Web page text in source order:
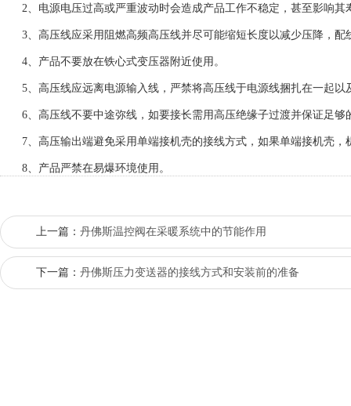
2、电源电压过高或严重波动时会造成产品工作不稳定，甚至影响其
3、高压线应采用阻燃高频高压线并尽可能缩短长度以减少压降，配
4、产品不要放在铁心式变压器附近使用。
5、高压线应远离电源输入线，严禁将高压线于电源线捆扎在一起以
6、高压线不要中途弥线，如要接长需用高压绝缘子过渡并保证足够
7、高压输出端避免采用单端接机壳的接线方式，如果单端接机壳，
8、产品严禁在易爆环境使用。
上一篇： 丹佛斯温控阀在采暖系统中的节能作用
下一篇： 丹佛斯压力变送器的接线方式和安装前的准备